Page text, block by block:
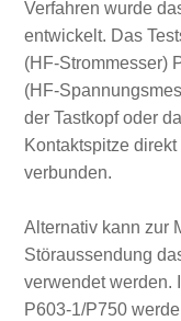
Verfahren wurde
entwickelt. Das
(HF‑Strommesser)
(HF-
der Tastkopf oder
Kontaktspitze
verbunden.
Alternativ kann zur
Störaussendung
verwendet werden.
P603‑1/P750